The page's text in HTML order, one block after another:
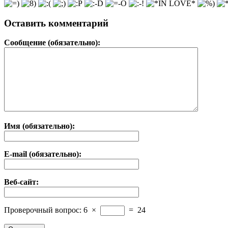
Оставить комментарий
Сообщение (обязательно):
Имя (обязательно):
E-mail (обязательно):
Веб-сайт:
Проверочный вопрос: 6 × = 24